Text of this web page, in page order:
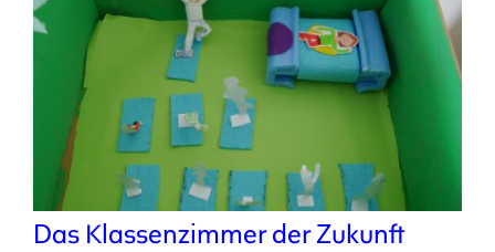
Das Klassenzimmer der Zukunft